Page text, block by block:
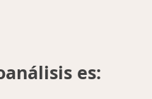
es: